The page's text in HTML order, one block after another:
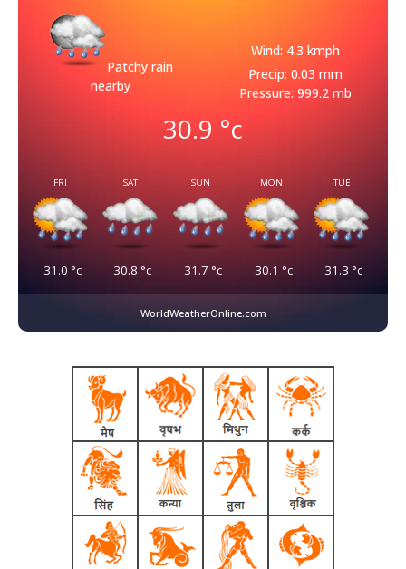
Patchy rain
nearby
Wind: 4.3 kmph
Precip: 0.03 mm
Pressure: 999.2 mb
30.9 °c
FRI
31.0 °c
SAT
30.8 °c
SUN
31.7 °c
MON
30.1 °c
TUE
31.3 °c
WorldWeatherOnline.com